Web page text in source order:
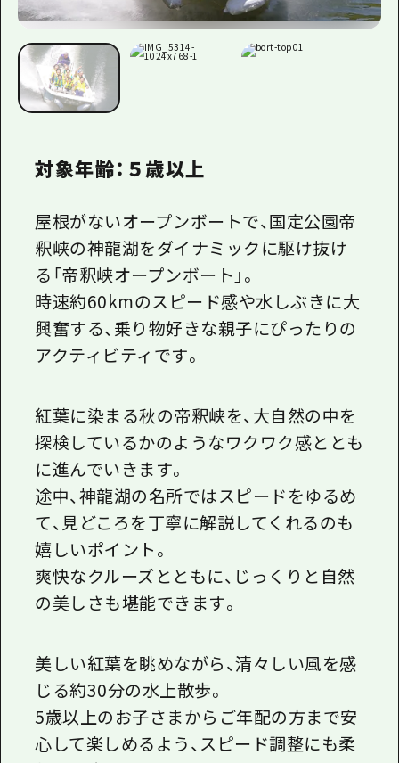
対象年齢：５歳以上
屋根がないオープンボートで、国定公園帝
釈峡の神龍湖をダイナミックに駆け抜け
る「帝釈峡オープンボート」。
時速約60kmのスピード感や水しぶきに大
興奮する、乗り物好きな親子にぴったりの
アクティビティです。
紅葉に染まる秋の帝釈峡を、大自然の中を
探検しているかのようなワクワク感ととも
に進んでいきます。
途中、神龍湖の名所ではスピードをゆるめ
て、見どころを丁寧に解説してくれるのも
嬉しいポイント。
爽快なクルーズとともに、じっくりと自然
の美しさも堪能できます。
美しい紅葉を眺めながら、清々しい風を感
じる約30分の水上散歩。
5歳以上のお子さまからご年配の方まで安
心して楽しめるよう、スピード調整にも柔